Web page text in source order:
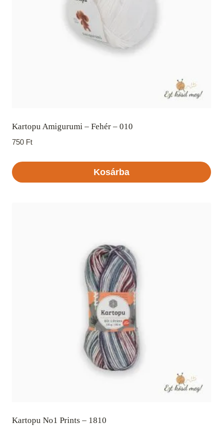
Kartopu Amigurumi – Fehér – 010
750 Ft
Kosárba
Kartopu No1 Prints – 1810